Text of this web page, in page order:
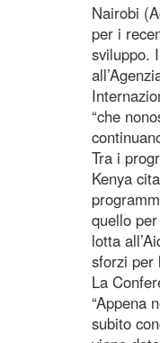
Nairobi
per i
sviluppo.
“che
Tra i
Kenya
quello
lotta
sforzi per
La
“Appena
subito